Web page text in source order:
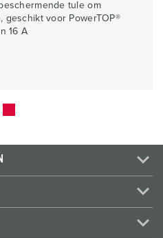
tule om
voor PowerTOP®
16 A